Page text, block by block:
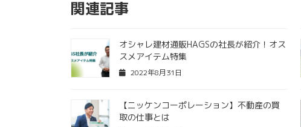
関連記事
オシャレ建材通販HAGSの社長が紹介！オス
スメアイテム特集
2022年8月31日
【ニッケンコーポレーション】不動産の買
取の仕事とは